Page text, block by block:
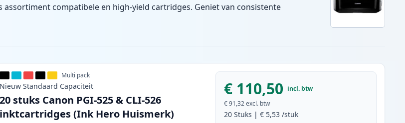
compatibele en high-yield cartridges. Geniet van consistente
Multi pack
Nieuw Standaard Capaciteit
20 stuks Canon PGI-525 & CLI-526
inktcartridges (Ink Hero Huismerk)
€ 110,50 incl. btw
€ 91,32 excl. btw
20 Stuks |€ 5,53 /stuk